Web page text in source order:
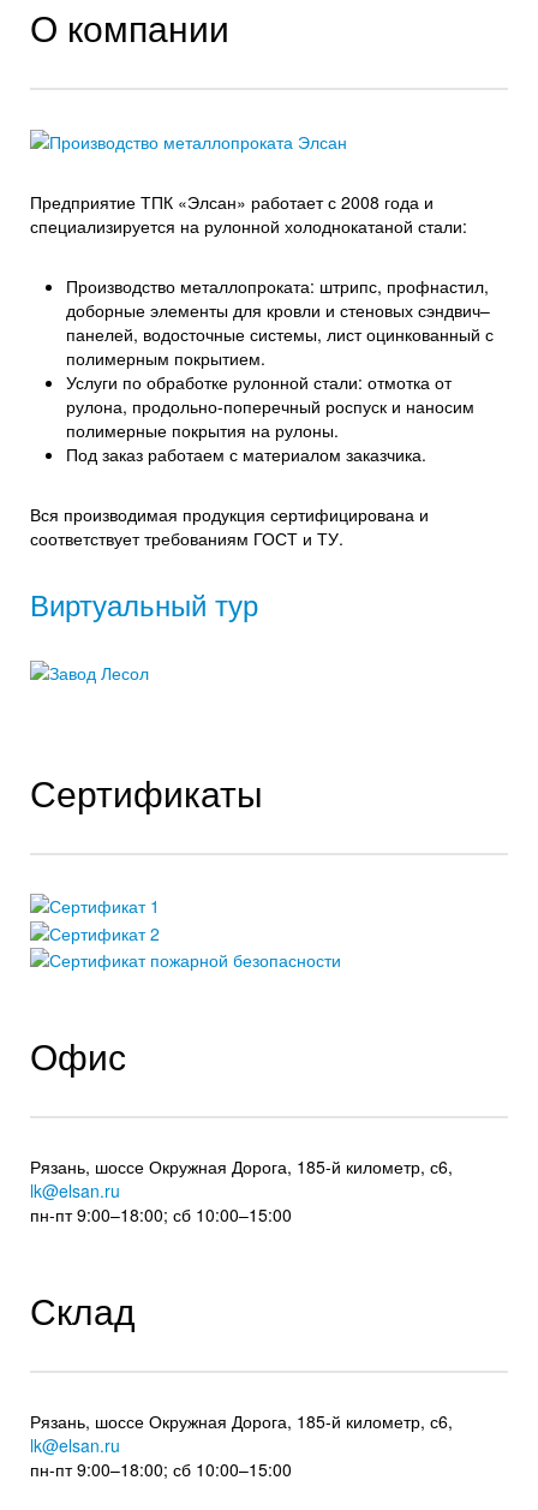
О компании
Предприятие ТПК «Элсан» работает с 2008 года и
специализируется на рулонной холоднокатаной стали:
Производство металлопроката: штрипс, профнастил,
доборные элементы для кровли и стеновых сэндвич–
панелей, водосточные системы, лист оцинкованный с
полимерным покрытием.
Услуги по обработке рулонной стали: отмотка от
рулона, продольно-поперечный роспуск и наносим
полимерные покрытия на рулоны.
Под заказ работаем с материалом заказчика.
Вся производимая продукция сертифицирована и
соответствует требованиям ГОСТ и ТУ.
Виртуальный тур
Сертификаты
Офис
Рязань, шоссе Окружная Дорога, 185-й километр, с6,
lk@elsan.ru
пн-пт 9:00–18:00; сб 10:00–15:00
Склад
Рязань, шоссе Окружная Дорога, 185-й километр, с6,
lk@elsan.ru
пн-пт 9:00–18:00; сб 10:00–15:00